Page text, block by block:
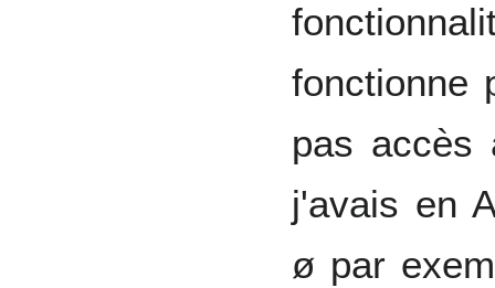
fonctionne
pas accès
j'avais en
ø par